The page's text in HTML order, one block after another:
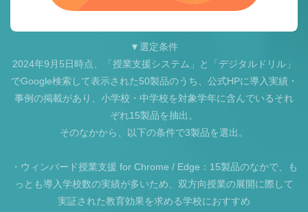
▼選定条件
2024年9月5日時点、「授業支援システム」と「デジタルドリル」
でGoogle検索して表示された50製品のうち、公式HPに導入実績・
事例の掲載があり、小学校・中学校を対象学年に含んでいるそれ
ぞれ15製品を抽出。
そのなかから、以下の条件で3製品を選出。
・ウィンバード授業支援 for Chrome / Edge：15製品のなかで、も
っとも導入学校数の実績が多いため、双方向授業の展開に際して
実証された教育効果を求める学校におすすめ